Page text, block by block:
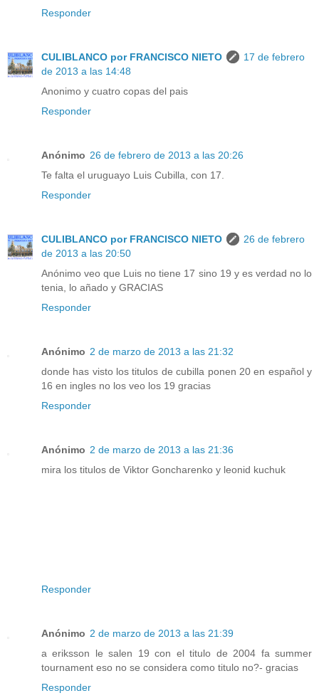
Responder
CULIBLANCO por FRANCISCO NIETO
17 de febrero
de 2013 a las 14:48
Anonimo y cuatro copas del pais
Responder
Anónimo 26 de febrero de 2013 a las 20:26
Te falta el uruguayo Luis Cubilla, con 17.
Responder
CULIBLANCO por FRANCISCO NIETO
26 de febrero
de 2013 a las 20:50
Anónimo veo que Luis no tiene 17 sino 19 y es verdad no lo
tenia, lo añado y GRACIAS
Responder
Anónimo 2 de marzo de 2013 a las 21:32
donde has visto los titulos de cubilla ponen 20 en español y
16 en ingles no los veo los 19 gracias
Responder
Anónimo 2 de marzo de 2013 a las 21:36
mira los titulos de Viktor Goncharenko y leonid kuchuk
Responder
Anónimo 2 de marzo de 2013 a las 21:39
a eriksson le salen 19 con el titulo de 2004 fa summer
tournament eso no se considera como titulo no?- gracias
Responder